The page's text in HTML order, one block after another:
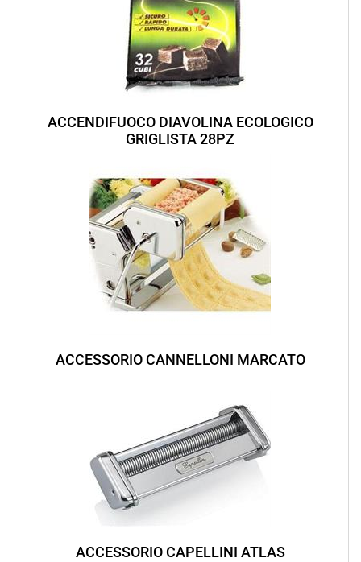
ACCENDIFUOCO DIAVOLINA ECOLOGICO
GRIGLISTA 28PZ
ACCESSORIO CANNELLONI MARCATO
ACCESSORIO CAPELLINI ATLAS